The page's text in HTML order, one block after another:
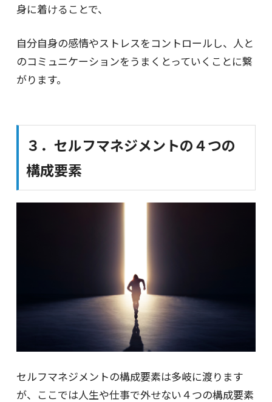
身に着けることで、
自分自身の感情やストレスをコントロールし、人と
のコミュニケーションをうまくとっていくことに繋
がります。
３．セルフマネジメントの４つの
構成要素
セルフマネジメントの構成要素は多岐に渡ります
が、ここでは人生や仕事で外せない４つの構成要素